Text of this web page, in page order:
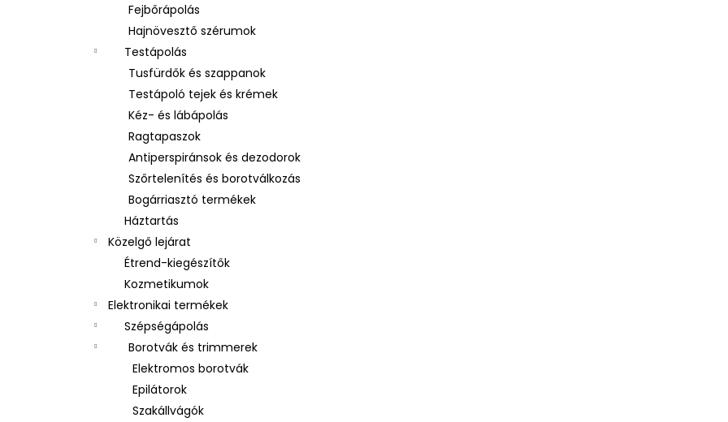
Fejbőrápolás
Hajnövesztő szérumok
Testápolás
Tusfürdők és szappanok
Testápoló tejek és krémek
Kéz- és lábápolás
Ragtapaszok
Antiperspiránsok és dezodorok
Szőrtelenítés és borotválkozás
Bogárriasztó termékek
Háztartás
Közelgő lejárat
Étrend-kiegészítők
Kozmetikumok
Elektronikai termékek
Szépségápolás
Borotvák és trimmerek
Elektromos borotvák
Epilátorok
Szakállvágók